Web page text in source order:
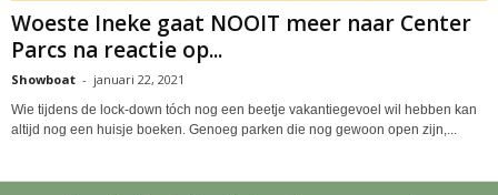
Woeste Ineke gaat NOOIT meer naar Center
Parcs na reactie op...
Showboat - januari 22, 2021
Wie tijdens de lock-down tóch nog een beetje vakantiegevoel wil hebben kan
altijd nog een huisje boeken. Genoeg parken die nog gewoon open zijn,...